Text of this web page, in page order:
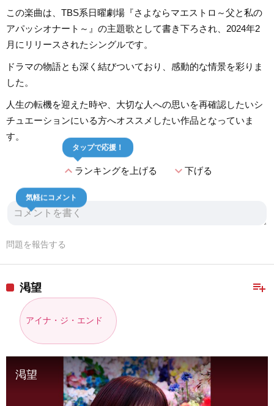
この楽曲は、TBS系日曜劇場『さよならマエストロ～父と私の
アパッシオナート～』の主題歌として書き下ろされ、2024年2
月にリリースされたシングルです。
ドラマの物語とも深く結びついており、感動的な情景を彩りま
した。
人生の転機を迎えた時や、大切な人への思いを再確認したいシ
チュエーションにいる方へオススメしたい作品となっていま
す。
expand_lessランキングを上げる
タップで応援！
expand_more下げる
気軽にコメント
問題を報告する
playlist_add
渇望
アイナ・ジ・エンド
渇望